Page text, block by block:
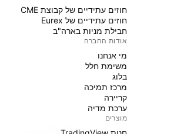
חוזים עתידיים של קבוצת CME
חוזים עתידיים של Eurex
חבילת מניות בארה"ב
אודות החברה
מי אנחנו
משימת חלל
בלוג
מרכז תמיכה
קריירה
ערכת מדיה
מוצרים